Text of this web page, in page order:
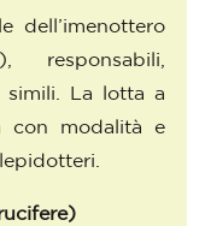
dell’imenottero
responsabili,
La lotta a
con modalità e